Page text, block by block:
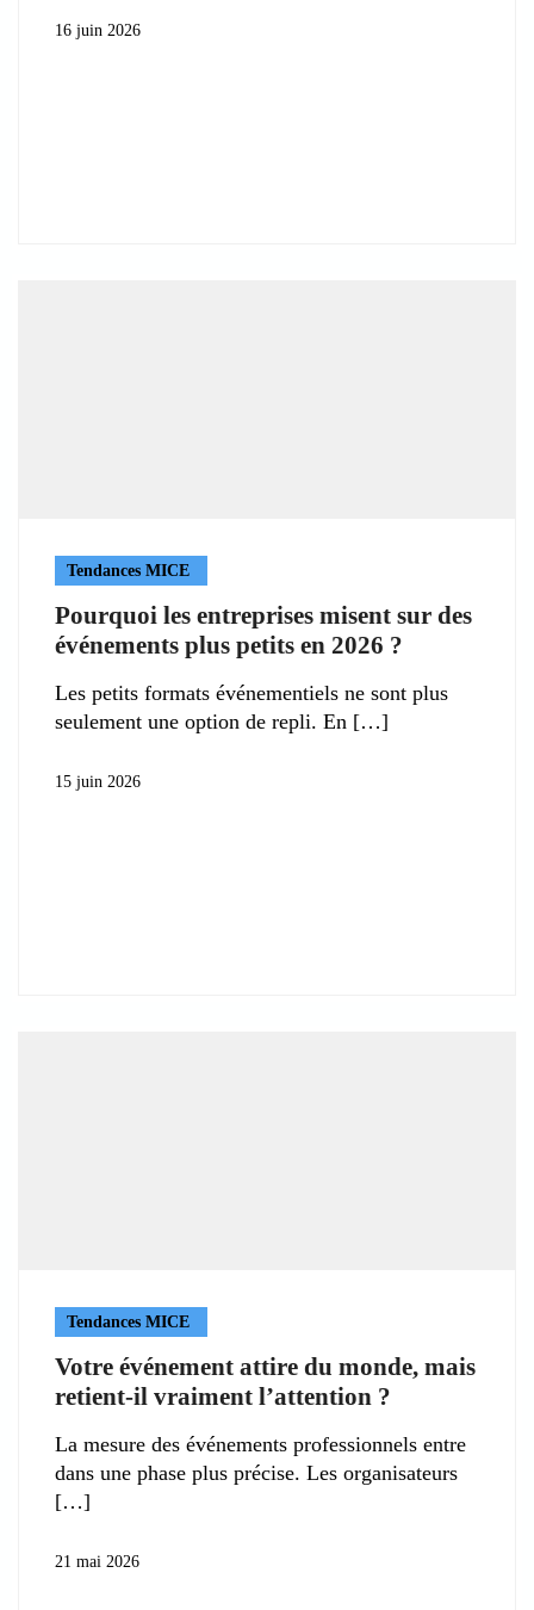
16 juin 2026
Tendances MICE
Pourquoi les entreprises misent sur des
événements plus petits en 2026 ?
Les petits formats événementiels ne sont plus
seulement une option de repli. En
15 juin 2026
Tendances MICE
Votre événement attire du monde, mais
retient-il vraiment l’attention ?
La mesure des événements professionnels entre
dans une phase plus précise. Les organisateurs
21 mai 2026